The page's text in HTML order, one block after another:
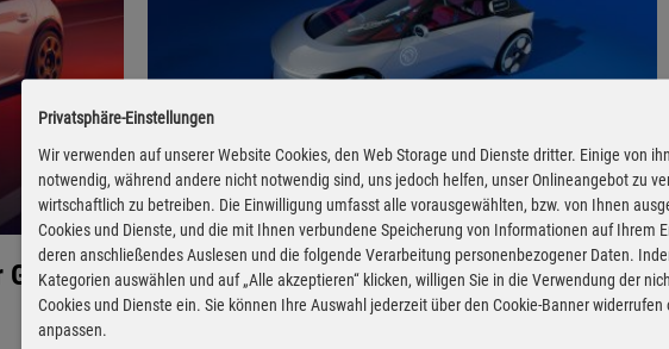
GTI
Peugeot zeigt seine Zukunft und erfindet
das Lenkrad neu
Privatsphäre-Einstellungen
Wir verwenden auf unserer Website Cookies, den Web Storage und Dienste dritter. Einige von
notwendig, während andere nicht notwendig sind, uns jedoch helfen, unser Onlineangebot zu
wirtschaftlich zu betreiben. Die Einwilligung umfasst alle vorausgewählten, bzw. von Ihnen
Cookies und Dienste, und die mit Ihnen verbundene Speicherung von Informationen auf Ihrem
deren anschließendes Auslesen und die folgende Verarbeitung personenbezogener Daten.
Kategorien auswählen und auf „Alle akzeptieren“ klicken, willigen Sie in die Verwendung der
Cookies und Dienste ein. Sie können Ihre Auswahl jederzeit über den Cookie-Banner widerrufen
anpassen.